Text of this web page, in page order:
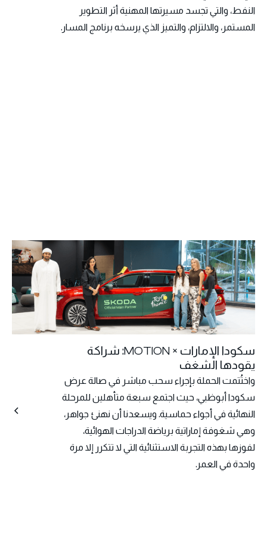
النفط، والتي تجسد مسيرتها المهنية أثر التطوير
المستمر، والالتزام، والتميز الذي يرسخه برنامج المسار.
سكودا الإمارات × MOTION: شراكة
يقودها الشغف
واختُتمت الحملة بإجراء سحب مباشر في صالة عرض
سكودا أبوظبي، حيث اجتمع سبعة متأهلين للمرحلة
النهائية في أجواء حماسية. ويسعدنا أن نهنئ جواهر،
وهي شغوفة إماراتية برياضة الدراجات الهوائية،
لفوزها بهذه التجربة الاستثنائية التي لا تتكرر إلا مرة
واحدة في العمر.